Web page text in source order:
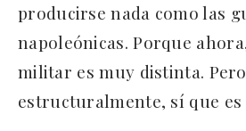
producirse nada como las
napoleónicas. Porque
militar es muy distinta. Pero
estructuralmente, sí que es